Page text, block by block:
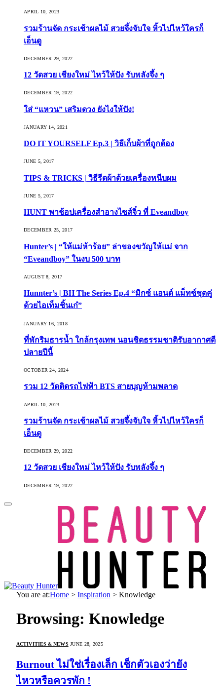
APRIL 10, 2023
รวมร้านจัด กระเช้าผลไม้ สวยจึ้งจับใจ หิ้วไปไหว้ใครก็
เอ็นดู
DECEMBER 29, 2022
12 วัดสวย เชียงใหม่ ไหว้ให้ปัง รับพลังจึ้ง ๆ
DECEMBER 19, 2022
ใส่ “แหวน” เสริมดวง ยังไงให้ปัง!
JANUARY 14, 2021
DO IT YOURSELF Ep.3 | วิธีเก็บผ้าที่ถูกต้อง
JUNE 5, 2017
TIPS & TRICKS | วิธีรีดผ้าด้วยเครื่องหนีบผม
JUNE 5, 2017
HUNT พาช้อปเครื่องสำอางไซส์จิ๋ว ที่ Eveandboy
DECEMBER 25, 2017
Hunter’s | “ให้แม่ห้าร้อย” ล่าของขวัญให้แม่ จาก
“Eveandboy” ในงบ 500 บาท
AUGUST 8, 2017
Hunnter’s | BH The Series Ep.4 “มิกซ์ แอนด์ แม็ทซ์ชุดคู่
ด้วยไอเท็มชิ้นเก๋”
JANUARY 16, 2018
ที่พักริมธารน้ำ ใกล้กรุงเทพ นอนชิดธรรมชาติรับอากาศดี
ปลายปีนี้
OCTOBER 24, 2024
รวม 12 วัดติดรถไฟฟ้า BTS สายบุญห้ามพลาด
APRIL 10, 2023
รวมร้านจัด กระเช้าผลไม้ สวยจึ้งจับใจ หิ้วไปไหว้ใครก็
เอ็นดู
DECEMBER 29, 2022
12 วัดสวย เชียงใหม่ ไหว้ให้ปัง รับพลังจึ้ง ๆ
DECEMBER 19, 2022
You are at:Home > Inspiration > Knowledge
Browsing: Knowledge
ACTIVITIES & NEWS JUNE 28, 2025
Burnout ไม่ใช่เรื่องเล็ก เช็กตัวเองว่ายัง
ไหวหรือควรพัก !